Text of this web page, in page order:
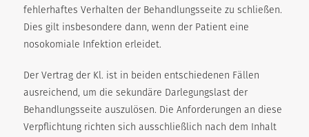
fehlerhaftes Verhalten der Behandlungsseite zu schließen.
Dies gilt insbesondere dann, wenn der Patient eine
nosokomiale Infektion erleidet.
Der Vertrag der Kl. ist in beiden entschiedenen Fällen
ausreichend, um die sekundäre Darlegungslast der
Behandlungsseite auszulösen. Die Anforderungen an diese
Verpflichtung richten sich ausschließlich nach dem Inhalt